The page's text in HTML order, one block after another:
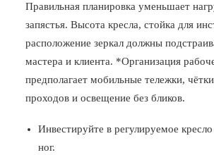
Правильная планировка уменьшает
запястья. Высота кресла, стойка для
расположение зеркал должны
мастера и клиента. *Организация
предполагает мобильные тележки,
проходов и освещение без бликов.
Инвестируйте в регулируемое
ног.